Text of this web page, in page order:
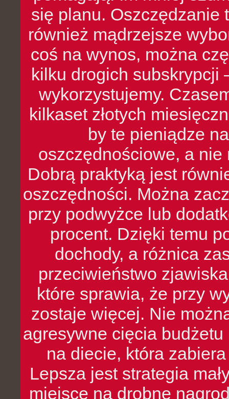
się planu. Oszczędzanie
również mądrzejsze
coś na wynos, można
kilku drogich subskrypcji
wykorzystujemy.
kilkaset złotych
by te pieniądze
oszczędnościowe, a nie
Dobrą praktyką jest
oszczędności. Można
przy podwyżce lub
procent. Dzięki temu
dochody, a różnica
przeciwieństwo
które sprawia, że przy
zostaje więcej. Nie
agresywne cięcia
na diecie, która
Lepsza jest strategia
miejsce na drobne